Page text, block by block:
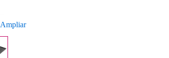
Ampliar